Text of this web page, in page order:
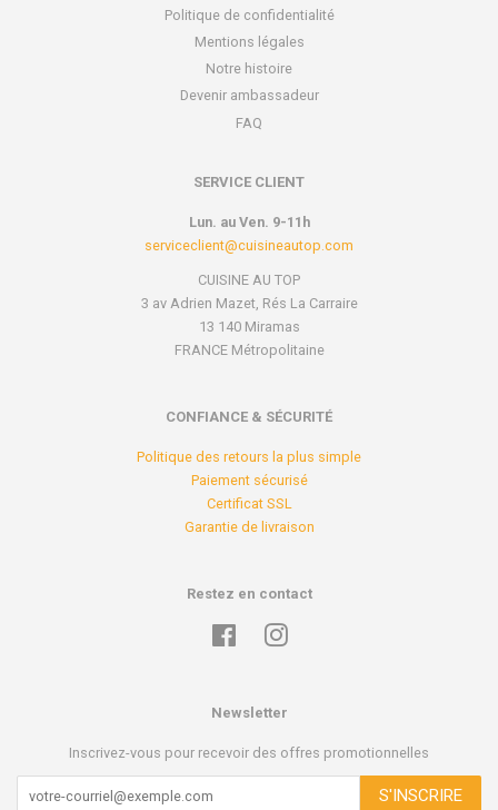
Politique de confidentialité
Mentions légales
Notre histoire
Devenir ambassadeur
FAQ
SERVICE CLIENT
Lun. au Ven. 9-11h
serviceclient@cuisineautop.com
CUISINE AU TOP
3 av Adrien Mazet, Rés La Carraire
13 140 Miramas
FRANCE Métropolitaine
CONFIANCE & SÉCURITÉ
Politique des retours la plus simple
Paiement sécurisé
Certificat SSL
Garantie de livraison
Restez en contact
FacebookInstagram
Newsletter
Inscrivez-vous pour recevoir des offres promotionnelles
S'INSCRIRE